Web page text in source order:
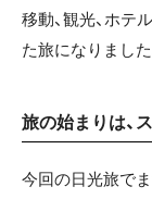
移動、観光、ホテ
た旅になりました
旅の始まりは、
今回の日光旅で